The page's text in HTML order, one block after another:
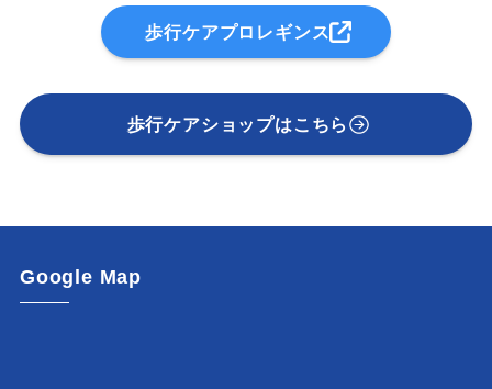
歩行ケアプロレギンス
歩行ケアショップはこちら
Google Map